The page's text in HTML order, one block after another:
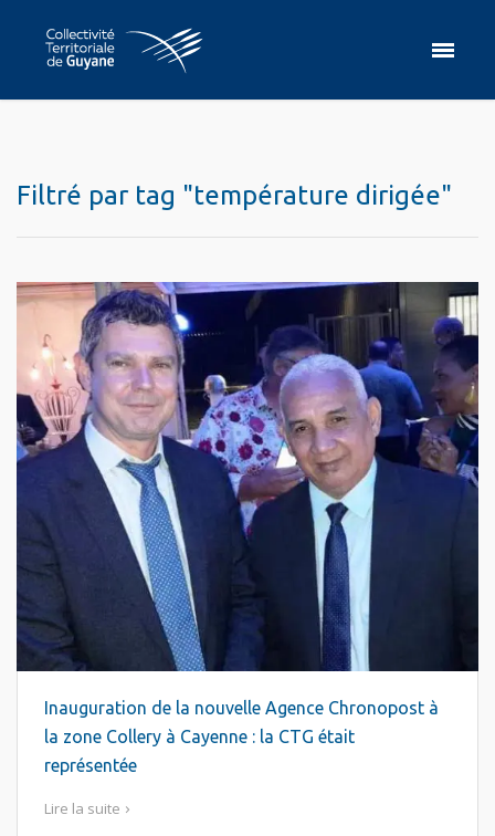
Filtré par tag "température dirigée"
Inauguration de la nouvelle Agence Chronopost à
la zone Collery à Cayenne : la CTG était
représentée
Lire la suite